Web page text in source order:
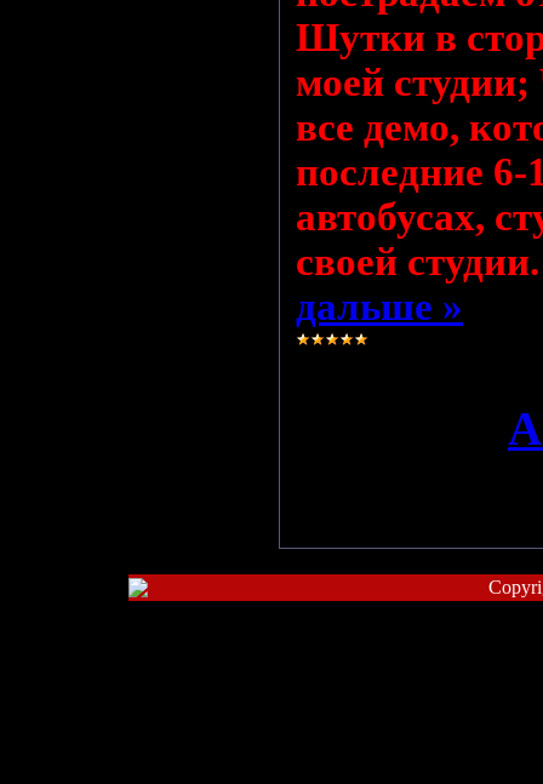
Шутки в
моей
все демо,
последние 6-
автобусах,
своей
дальше »